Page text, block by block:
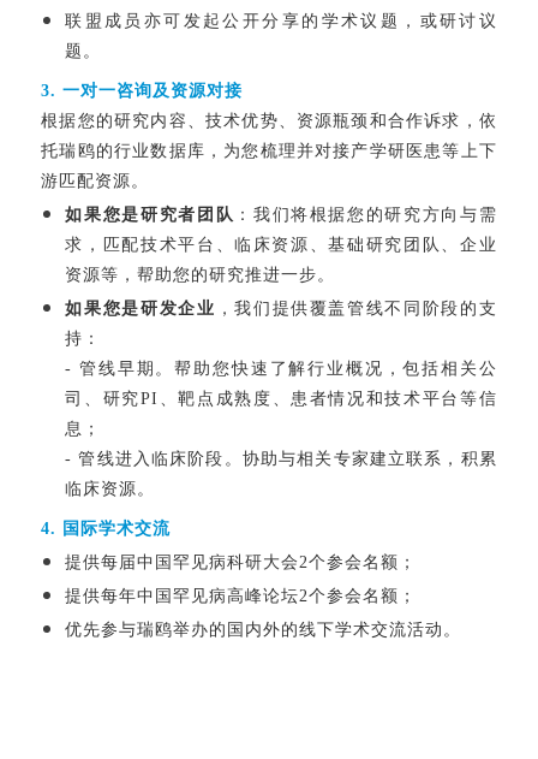
联盟成员亦可发起公开分享的学术议题，或研讨议
题。
3. 一对一咨询及资源对接
根据您的研究内容、技术优势、资源瓶颈和合作诉求，依
托瑞鸥的行业数据库，为您梳理并对接产学研医患等上下
游匹配资源。
如果您是研究者团队 ： 我们将根据您的研究方向与需
求，匹配技术平台、临床资源、基础研究团队、企业
资源等，帮助您的研究推进一步。
如果您是研发企业 ，我们提供覆盖管线不同阶段的支
持 ：
- 管线早期。帮助您快速了解行业概况，包括相关公
司、研究PI、靶点成熟度、患者情况和技术平台等信
息；
- 管线进入临床阶段。协助与相关专家建立联系，积累
临床资源。
4. 国际学术交流
提供每届中国罕见病科研大会2个参会名额；
提供每年中国罕见病高峰论坛2个参会名额；
优先参与瑞鸥举办的国内外的线下学术交流活动。